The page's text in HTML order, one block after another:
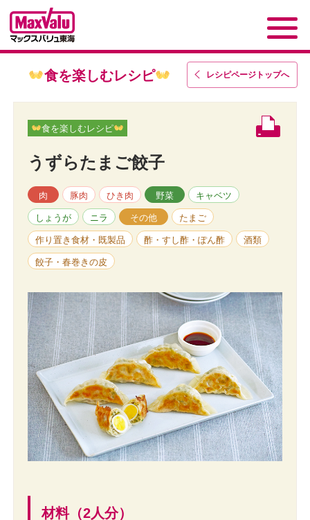
レシピページトップへ
食を楽しむレシピ
食を楽しむレシピ
うずらたまご餃子
肉 豚肉 ひき肉 野菜 キャベツ
しょうが ニラ その他 たまご
作り置き食材・既製品 酢・すし酢・ぽん酢 酒類
餃子・春巻きの皮
材料（2人分）